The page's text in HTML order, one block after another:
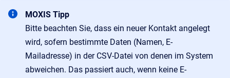
MOXIS Tipp
Bitte beachten Sie, dass ein neuer Kontakt angelegt
wird, sofern bestimmte Daten (Namen, E-
Mailadresse) in der CSV-Datei von denen im System
abweichen. Das passiert auch, wenn keine E-